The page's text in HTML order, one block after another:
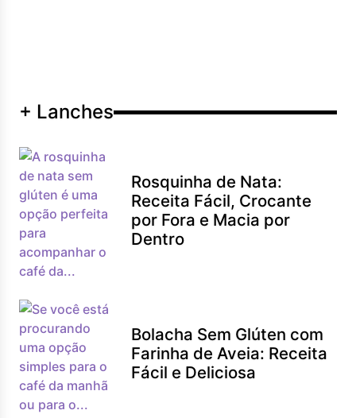
+ Lanches
Rosquinha de Nata:
Receita Fácil, Crocante
por Fora e Macia por
Dentro
Bolacha Sem Glúten com
Farinha de Aveia: Receita
Fácil e Deliciosa